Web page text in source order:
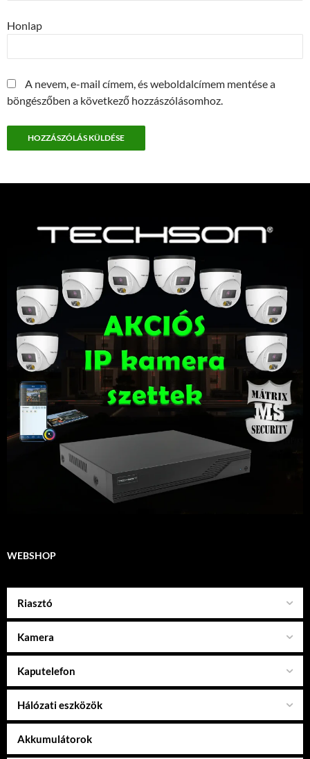
Honlap
A nevem, e-mail címem, és weboldalcímem mentése a
böngészőben a következő hozzászólásomhoz.
WEBSHOP
Riasztó
Kamera
Kaputelefon
Hálózati eszközök
Akkumulátorok